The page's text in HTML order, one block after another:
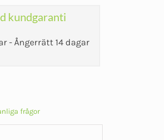
kundgaranti
- Ångerrätt 14 dagar
frågor